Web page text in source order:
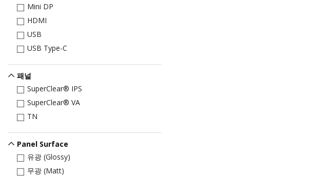
Mini DP
HDMI
USB
USB Type-C
패널
SuperClear® IPS
SuperClear® VA
TN
Panel Surface
유광 (Glossy)
무광 (Matt)